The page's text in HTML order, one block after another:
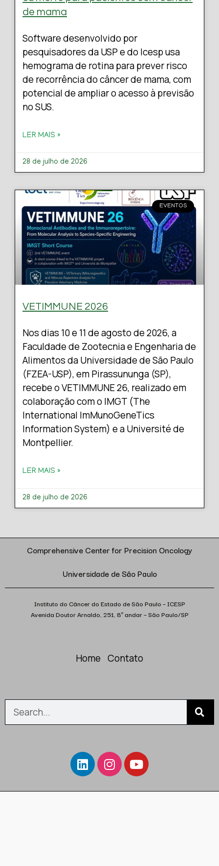
de mama
Software desenvolvido por
pesquisadores da USP e do Icesp usa
hemograma de rotina para prever risco
de recorrência do câncer de mama, com
potencial de ampliar o acesso à previsão
no SUS.
LER MAIS »
28 de julho de 2026
EVENTOS
VETIMMUNE 2026
Nos dias 10 e 11 de agosto de 2026, a
Faculdade de Zootecnia e Engenharia de
Alimentos da Universidade de São Paulo
(FZEA-USP), em Pirassununga (SP),
recebe o VETIMMUNE 26, realizado em
colaboração com o IMGT (The
International ImMunoGeneTics
Information System) e a Université de
Montpellier.
LER MAIS »
28 de julho de 2026
Comprehensive Center for Precision Oncology
Universidade de São Paulo
Instituto do Câncer do Estado de São Paulo – ICESP
Avenida Doutor Arnaldo, 251, 8º andar – São Paulo/SP
Home Contato